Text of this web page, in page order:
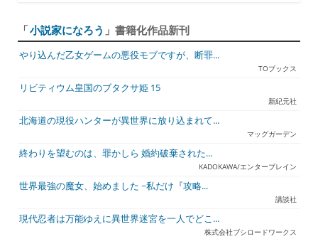
「小説家になろう 」書籍化作品新刊
やり込んだ乙女ゲームの悪役モブですが、断罪...
TOブックス
リビティウム皇国のブタクサ姫 15
新紀元社
北海道の現役ハンターが異世界に放り込まれて...
マッグガーデン
終わりを望むのは、罪かしら 婚約破棄された...
KADOKAWA/エンターブレイン
世界最強の魔女、始めました ~私だけ『攻略...
講談社
現代忍者は万能ゆえに異世界迷宮を一人でどこ...
株式会社ブシロードワークス